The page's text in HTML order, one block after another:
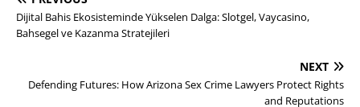
Dijital Bahis Ekosisteminde Yükselen Dalga: Slotgel, Vaycasino,
Bahsegel ve Kazanma Stratejileri
NEXT
Defending Futures: How Arizona Sex Crime Lawyers Protect Rights
and Reputations